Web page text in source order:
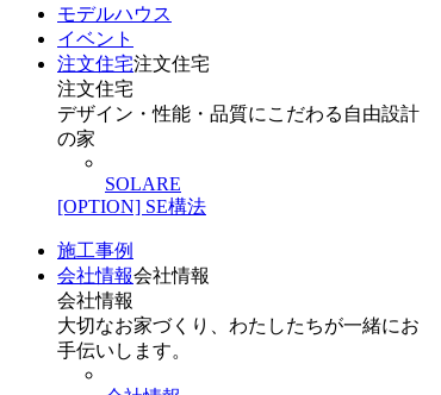
モデルハウス
イベント
注文住宅注文住宅
注文住宅
デザイン・性能・品質にこだわる自由設計
の家
SOLARE
[OPTION] SE構法
施工事例
会社情報会社情報
会社情報
大切なお家づくり、わたしたちが一緒にお
手伝いします。